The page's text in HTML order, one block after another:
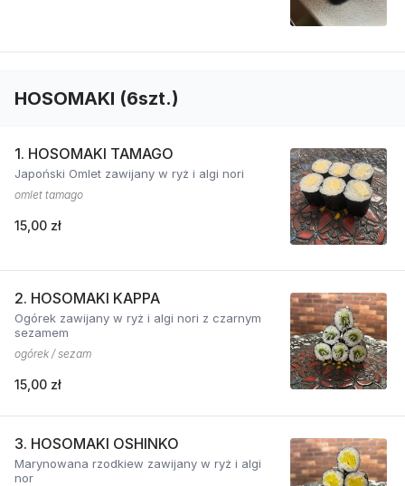
HOSOMAKI (6szt.)
1. HOSOMAKI TAMAGO
Japoński Omlet zawijany w ryż i algi nori
omlet tamago
15,00 zł
2. HOSOMAKI KAPPA
Ogórek zawijany w ryż i algi nori z czarnym
sezamem
ogórek / sezam
15,00 zł
3. HOSOMAKI OSHINKO
Marynowana rzodkiew zawijany w ryż i algi
nor